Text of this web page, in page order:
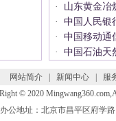
· 山东黄金冶
· 中国人民银
· 中国移动通
· 中国石油天
网站简介 | 新闻中心 | 服
© 2020
公地址：北京市昌平区府学